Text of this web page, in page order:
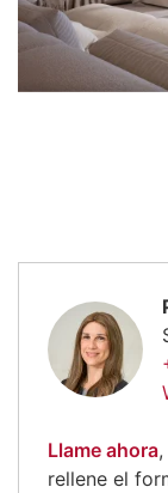
Llame ahora,
rellene el